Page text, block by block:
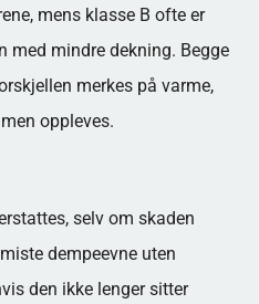
mens klasse B ofte er
med mindre dekning. Begge
merkes på varme,
oppleves.
selv om skaden
dempeevne uten
den ikke lenger sitter